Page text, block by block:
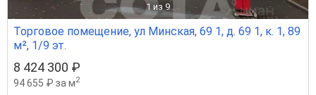
1 из 9
Торговое помещение, ул Минская, 69 1, д. 69 1, к. 1, 89
м², 1/9 эт.
8 424 300 ₽
94 655 ₽ за м2